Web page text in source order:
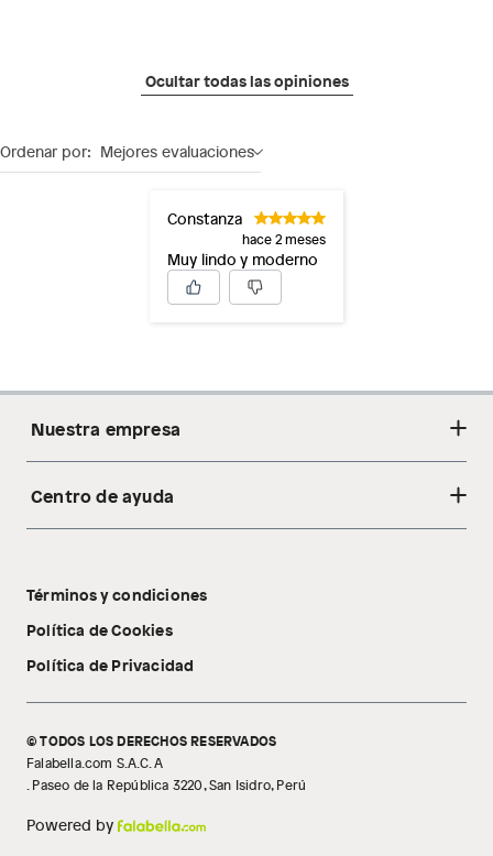
Ocultar todas las opiniones
Ordenar por: Mejores evaluaciones
Constanza
hace 2 meses
Muy lindo y moderno
Nuestra empresa
Acerca de nosotros
Tecnología Pillow Walk
Centro de ayuda
Libro de reclamaciones
Términos y condiciones
Política de Cookies
Política de Privacidad
© TODOS LOS DERECHOS RESERVADOS
Falabella.com S.A.C. A
. Paseo de la República 3220, San Isidro, Perú
Powered by